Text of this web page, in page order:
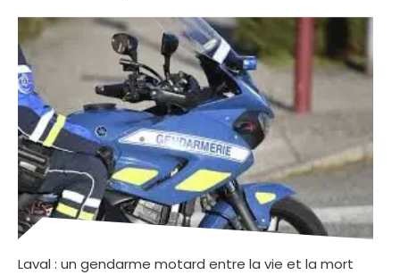
Laval : un gendarme motard entre la vie et la mort